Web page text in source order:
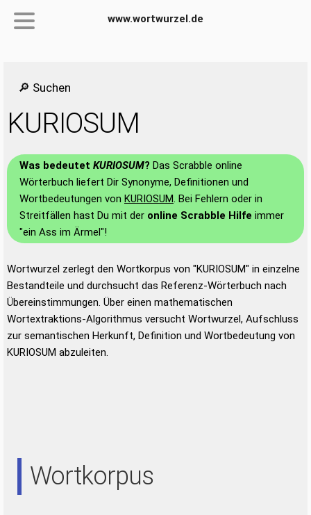
www.wortwurzel.de
🔎 Suchen
KURIOSUM
Was bedeutet KURIOSUM? Das Scrabble online
Wörterbuch liefert Dir Synonyme, Definitionen und
Wortbedeutungen von KURIOSUM. Bei Fehlern oder in
Streitfällen hast Du mit der online Scrabble Hilfe immer
"ein Ass im Ärmel"!
Wortwurzel zerlegt den Wortkorpus von "KURIOSUM" in einzelne
Bestandteile und durchsucht das Referenz-Wörterbuch nach
Übereinstimmungen. Über einen mathematischen
Wortextraktions-Algorithmus versucht Wortwurzel, Aufschluss
zur semantischen Herkunft, Definition und Wortbedeutung von
KURIOSUM abzuleiten.
Wortkorpus